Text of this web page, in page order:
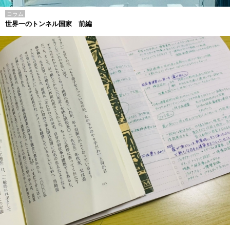
コラム
世界一のトンネル国家 前編